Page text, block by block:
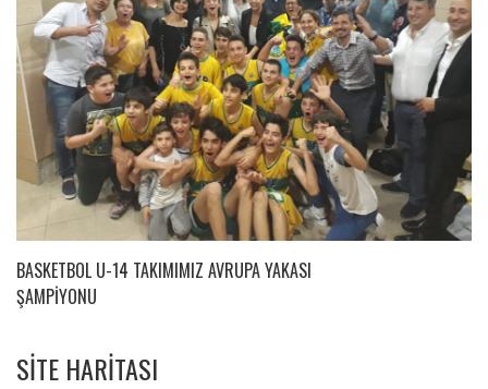
BASKETBOL U-14 TAKIMIMIZ AVRUPA YAKASI
ŞAMPİYONU
SİTE HARİTASI